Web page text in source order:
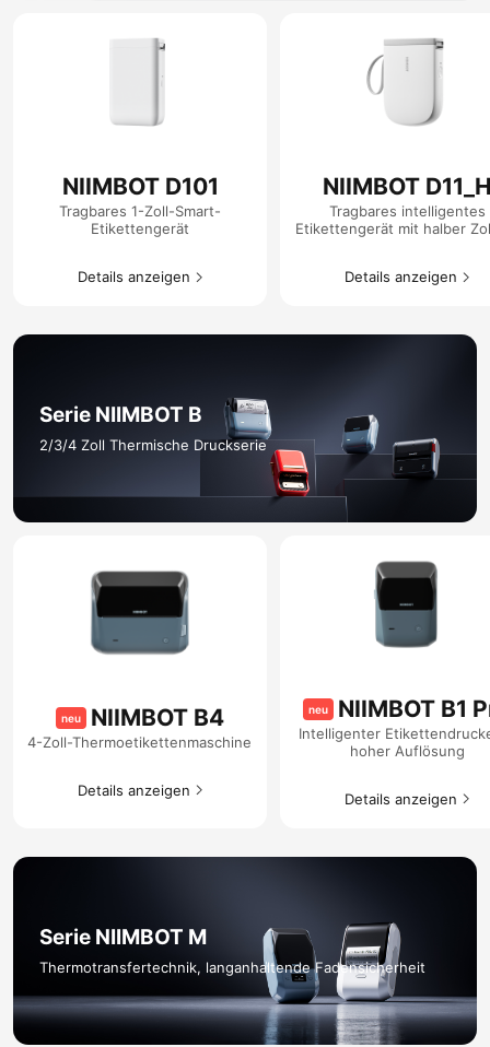
NIIMBOT D101
Tragbares 1-Zoll-Smart-
Etikettengerät
Details anzeigen​
NIIMBOT
Tragbares intelligentes
Etikettengerät mit halber
Details anzeigen​
Serie NIIMBOT B​
2/3/4 Zoll Thermische Druckserie
neu NIIMBOT B4
4-Zoll-Thermoetikettenmaschine
Details anzeigen​
neu NIIMBOT B1
Intelligenter
hoher Auflösung
Details anzeigen​
Serie NIIMBOT M​
Thermotransfertechnik, langanhaltende Fadensicherheit